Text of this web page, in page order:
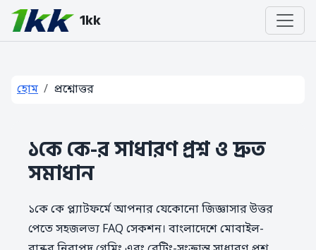
1kk
হোম প্রশ্নোত্তর
১কে কে-র সাধারণ প্রশ্ন ও দ্রুত
সমাধান
১কে কে প্ল্যাটফর্মে আপনার যেকোনো জিজ্ঞাসার উত্তর
পেতে সহজলভ্য FAQ সেকশন। বাংলাদেশে মোবাইল-